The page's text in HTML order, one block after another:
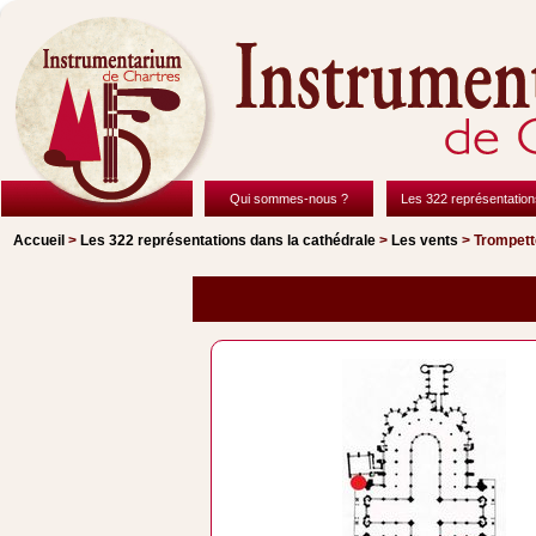
Qui sommes-nous ? Les 322
Accueil > Les 322 représentations dans la cathédrale > Les vents >